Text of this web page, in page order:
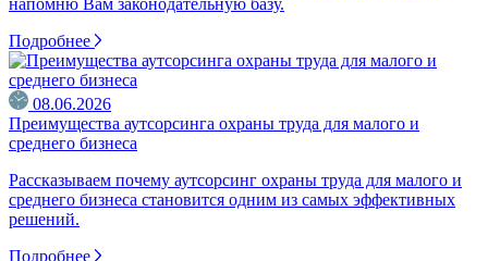
напомню Вам законодательную базу.
Подробнее
08.06.2026
Преимущества аутсорсинга охраны труда для малого и
среднего бизнеса
Рассказываем почему аутсорсинг охраны труда для малого и
среднего бизнеса становится одним из самых эффективных
решений.
Подробнее